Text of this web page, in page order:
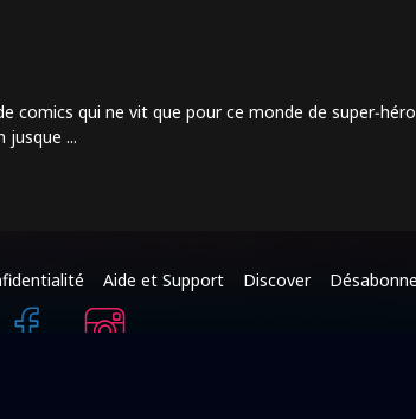
comics qui ne vit que pour ce monde de
jusque ...
Aide et Support Discover